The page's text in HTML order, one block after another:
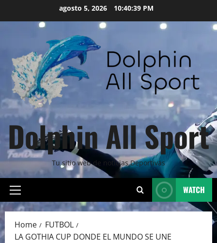
agosto 5, 2026 10:40:41 PM
Dolphin All Sport
Tu sitio web de noticias Deportivas
Primary
Menu
WATCH
Home
FUTBOL
LA GOTHIA CUP DONDE EL MUNDO SE UNE